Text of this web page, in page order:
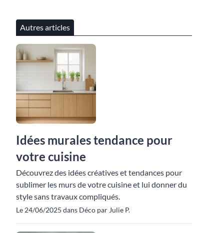
Autres articles
Idées murales tendance pour
votre cuisine
Découvrez des idées créatives et tendances pour
sublimer les murs de votre cuisine et lui donner du
style sans travaux compliqués.
Le 24/06/2025 dans Déco par Julie P.